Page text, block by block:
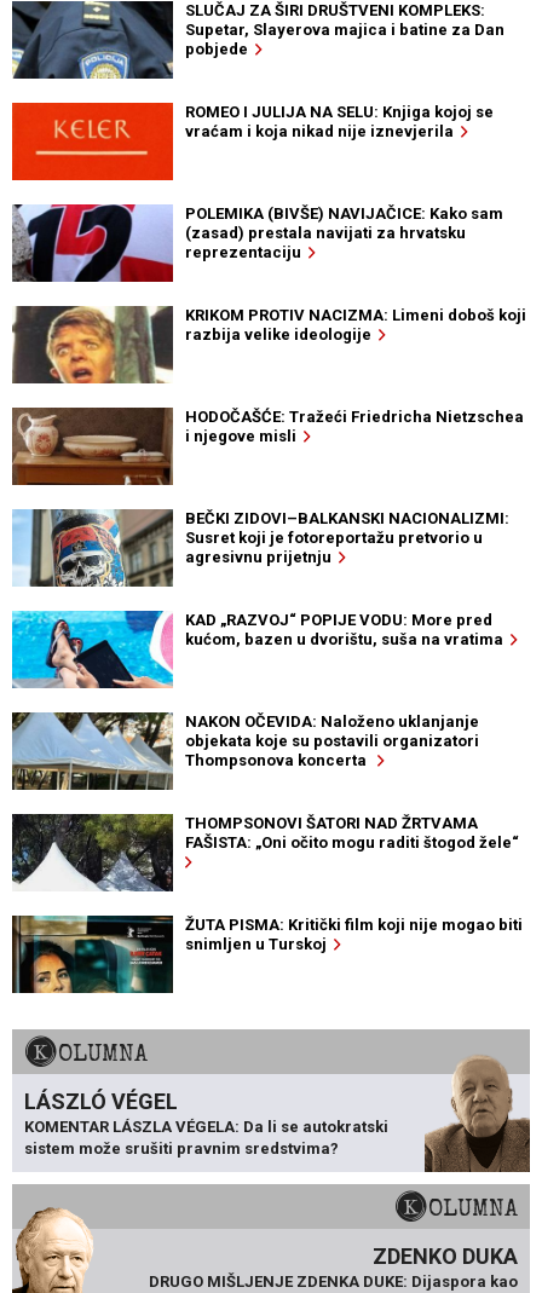
SLUČAJ ZA ŠIRI DRUŠTVENI KOMPLEKS:
Supetar, Slayerova majica i batine za Dan
pobjede
ROMEO I JULIJA NA SELU: Knjiga kojoj se
vraćam i koja nikad nije iznevjerila
POLEMIKA (BIVŠE) NAVIJAČICE: Kako sam
(zasad) prestala navijati za hrvatsku
reprezentaciju
KRIKOM PROTIV NACIZMA: Limeni doboš koji
razbija velike ideologije
HODOČAŠĆE: Tražeći Friedricha Nietzschea
i njegove misli
BEČKI ZIDOVI–BALKANSKI NACIONALIZMI:
Susret koji je fotoreportažu pretvorio u
agresivnu prijetnju
KAD „RAZVOJ“ POPIJE VODU: More pred
kućom, bazen u dvorištu, suša na vratima
NAKON OČEVIDA: Naloženo uklanjanje
objekata koje su postavili organizatori
Thompsonova koncerta
THOMPSONOVI ŠATORI NAD ŽRTVAMA
FAŠISTA: „Oni očito mogu raditi štogod žele“
ŽUTA PISMA: Kritički film koji nije mogao biti
snimljen u Turskoj
KOLUMNA
LÁSZLÓ VÉGEL
KOMENTAR LÁSZLA VÉGELA: Da li se autokratski
sistem može srušiti pravnim sredstvima?
KOLUMNA
ZDENKO DUKA
DRUGO MIŠLJENJE ZDENKA DUKE: Dijaspora kao